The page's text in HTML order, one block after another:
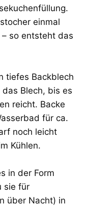
einmal
so entsteht das
tiefes Backblech
Blech, bis es
reicht. Backe
für ca.
noch leicht
Kühlen.
in der Form
sie für
über Nacht) in